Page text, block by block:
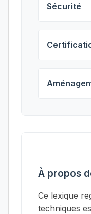
Sécurité
À propos
Ce lexique
techniques